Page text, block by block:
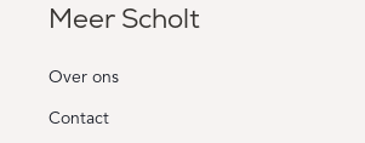
Meer Scholt
Over ons
Contact